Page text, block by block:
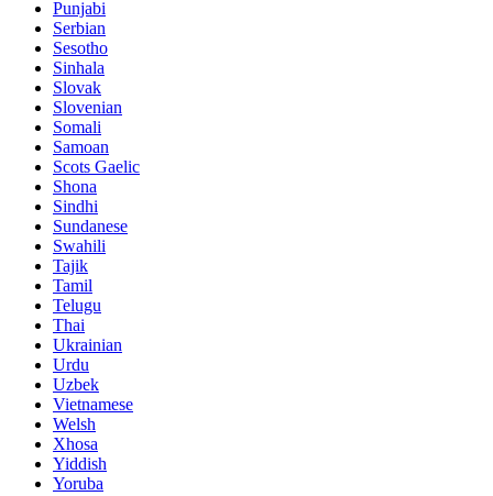
Punjabi
Serbian
Sesotho
Sinhala
Slovak
Slovenian
Somali
Samoan
Scots Gaelic
Shona
Sindhi
Sundanese
Swahili
Tajik
Tamil
Telugu
Thai
Ukrainian
Urdu
Uzbek
Vietnamese
Welsh
Xhosa
Yiddish
Yoruba